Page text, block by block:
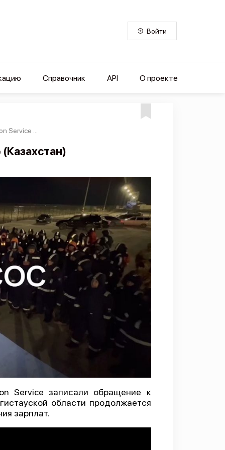
Войти
Справочник API О проекте
Service ...
Service записали обращение к
области продолжается
зарплат.